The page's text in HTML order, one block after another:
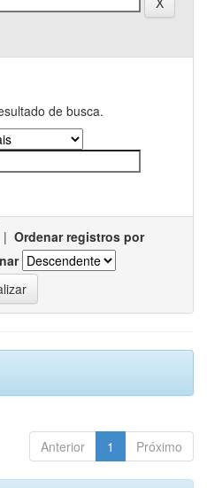
de busca.
| Ordenar registros por
Anterior 1 Próximo